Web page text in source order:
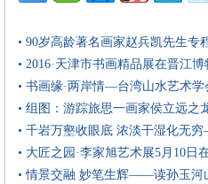
• 90岁高龄著名画家赵兵凯先生专
• 2016·天津市书画精品展在晋江
• 书画缘·两岸情—台湾山水艺术
• 组图：游踪旅思一画家侯立远之
• 千岩万壑收眼底 浓淡干湿化无
• 大匠之园·李家旭艺术展5月10日
• 情景交融 妙笔生辉——读孙玉河